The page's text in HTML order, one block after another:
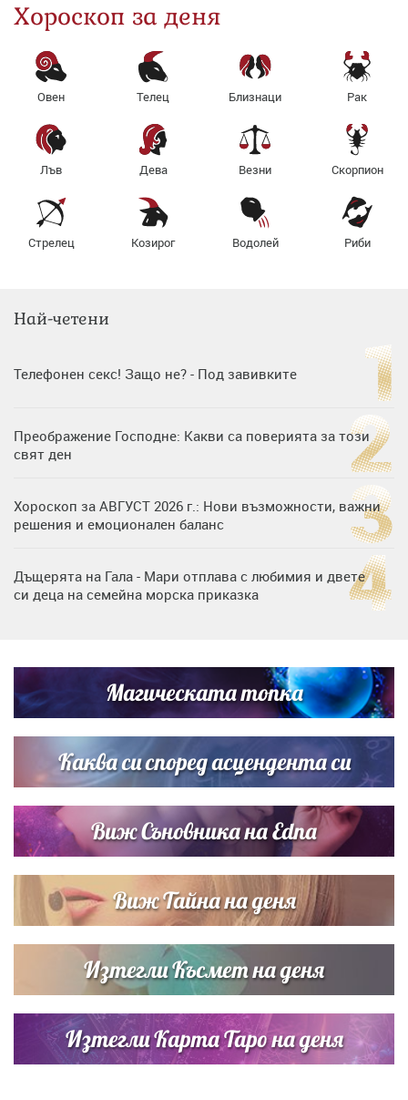
Хороскоп за деня
Овен Телец Близнаци Рак
Лъв Дева Везни Скорпион
Стрелец Козирог Водолей Риби
Най-четени
Телефонен секс! Защо не? - Под завивките
Преображение Господне: Какви са поверията за този
свят ден
Хороскоп за АВГУСТ 2026 г.: Нови възможности, важни
решения и емоционален баланс
Дъщерята на Гала - Мари отплава с любимия и двете
си деца на семейна морска приказка
Димов издадоха своето любимо място
Дъщерята на Тодор Батков вдигна сватба, Стоичков и
Братя Аргирови я изненадаха с песен
Магическата топка
Каква си според асцендента си
Виж Съновника на Edna
Виж Тайна на деня
Изтегли Късмет на деня
Изтегли Карта Таро на деня